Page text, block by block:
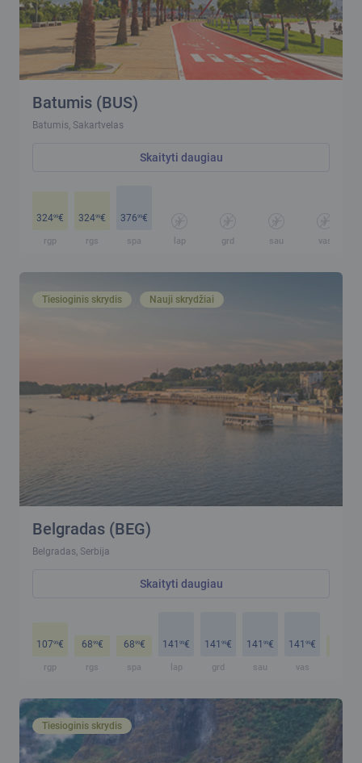
Batumis (BUS)
Batumis, Sakartvelas
Skaityti daugiau
32499€
rgp
32499€
rgs
37699€
spa lap grd sau vas
Tiesioginis skrydis Nauji skrydžiai
Belgradas (BEG)
Belgradas, Serbija
Skaityti daugiau
10799€
rgp
6899€
rgs
6899€
spa
141 99€
lap
141 99€
grd
141 99€
sau
141 99€
vas
Tiesioginis skrydis